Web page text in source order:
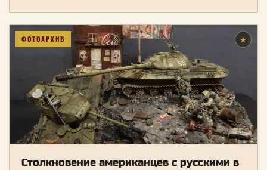
ФОТОАРХИВ ★
Столкновение американцев с русскими в